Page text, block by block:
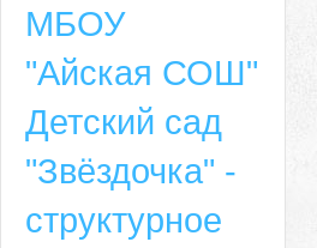
МБОУ
"Айская СОШ"
Детский сад
"Звёздочка" -
структурное